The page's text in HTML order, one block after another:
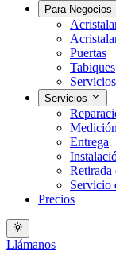
Para Negocios
Puertas
Tabiques
Servicios
Entrega
Retirada
Servicio
Precios
Llámanos